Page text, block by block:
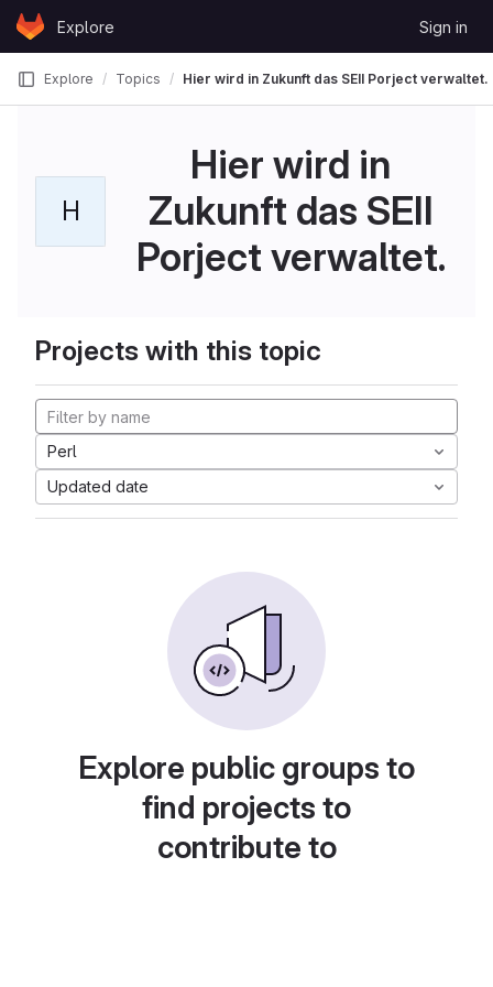
Skip to content
GitLabExplore Sign in
Explore Topics Hier wird in Zukunft das SEII Porject verwaltet.
H
Hier wird in
Zukunft das SEII
Porject verwaltet.
Projects with this topic
Perl
Updated date
Explore public groups to
find projects to
contribute to